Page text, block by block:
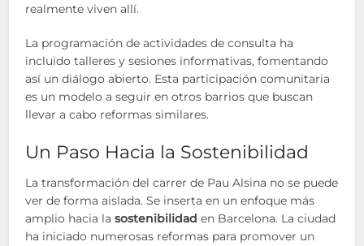
realmente viven allí.
La programación de actividades de consulta ha
incluido talleres y sesiones informativas, fomentando
así un diálogo abierto. Esta participación comunitaria
es un modelo a seguir en otros barrios que buscan
llevar a cabo reformas similares.
Un Paso Hacia la Sostenibilidad
La transformación del carrer de Pau Alsina no se puede
ver de forma aislada. Se inserta en un enfoque más
amplio hacia lasostenibilidad en Barcelona. La ciudad
ha iniciado numerosas reformas para promover un